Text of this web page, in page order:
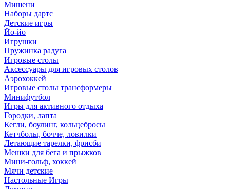
Мишени
Наборы дартс
Детские игры
Йо-йо
Игрушки
Пружинка радуга
Игровые столы
Аксессуары для игровых столов
Аэрохоккей
Игровые столы трансформеры
Минифутбол
Игры для активного отдыха
Городки, лапта
Кегли, боулинг, кольцебросы
Кетчболы, бочче, ловилки
Летающие тарелки, фрисби
Мешки для бега и прыжков
Мини-гольф, хоккей
Мячи детские
Настольные Игры